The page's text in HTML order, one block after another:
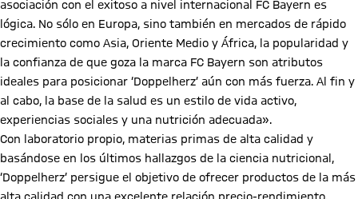
asociación con el exitoso a nivel internacional FC Bayern es
lógica. No sólo en Europa, sino también en mercados de rápido
crecimiento como Asia, Oriente Medio y África, la popularidad y
la confianza de que goza la marca FC Bayern son atributos
ideales para posicionar ‘Doppelherz’ aún con más fuerza. Al fin y
al cabo, la base de la salud es un estilo de vida activo,
experiencias sociales y una nutrición adecuada».
Con laboratorio propio, materias primas de alta calidad y
basándose en los últimos hallazgos de la ciencia nutricional,
‘Doppelherz’ persigue el objetivo de ofrecer productos de la más